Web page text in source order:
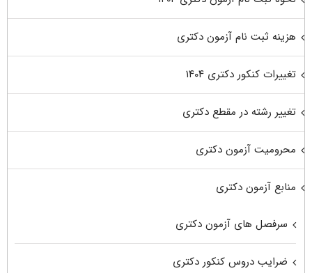
هزینه ثبت نام آزمون دکتری
تغییرات کنکور دکتری ۱۴۰۴
تغییر رشته در مقطع دکتری
محرومیت آزمون دکتری
منابع آزمون دکتری
سرفصل های آزمون دکتری
ضرایب دروس کنکور دکتری